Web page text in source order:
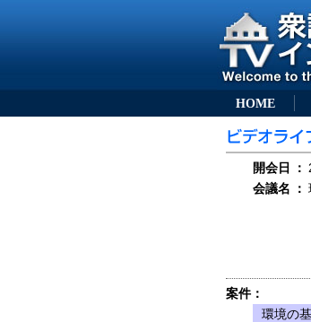
HOME
開会日 ：
会議名
：
案件：
環境の